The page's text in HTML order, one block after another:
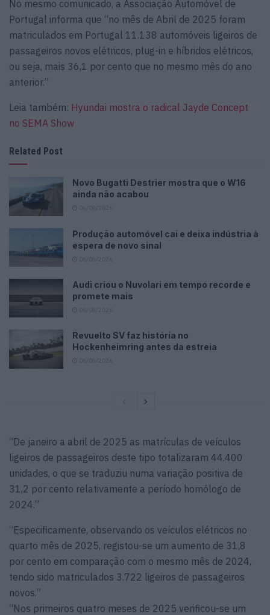
No mesmo comunicado, a Associação Automóvel de
Portugal informa que “no mês de Abril de 2025 foram
matriculados em Portugal 11.138 automóveis ligeiros de
passageiros novos elétricos, plug-in e híbridos elétricos,
ou seja, mais 36,1 por cento que no mesmo mês do ano
anterior.”
Leia também: Hyundai mostra o radical Jayde Concept
no SEMA Show
Related Post
Novo Bugatti Destrier mostra que o W16
ainda não acabou
Produção automóvel cai e deixa indústria à
espera de novo sinal
Audi criou o Nuvolari em tempo recorde e
promete mais
Revuelto SV faz história no
Hockenheimring antes da estreia
“De janeiro a abril de 2025 as matrículas de veículos
ligeiros de passageiros deste tipo totalizaram 44.400
unidades, o que se traduziu numa variação positiva de
31,2 por cento relativamente a período homólogo de
2024.”
“Especificamente, observando os veículos elétricos no
quarto mês de 2025, registou-se um aumento de 31,8
por cento em comparação com o mesmo mês de 2024,
tendo sido matriculados 3.722 ligeiros de passageiros
novos.”
“Nos primeiros quatro meses de 2025 verificou-se um